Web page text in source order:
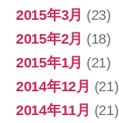
2015年3月 (23)
2015年2月 (18)
2015年1月 (21)
2014年12月 (21)
2014年11月 (21)